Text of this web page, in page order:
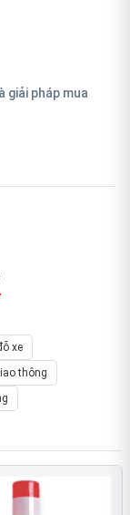
giải pháp mua
xe
thông